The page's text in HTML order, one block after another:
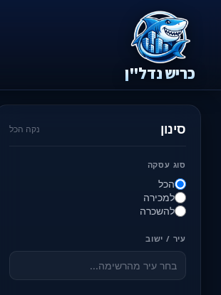
כריש נדל"ן
סינון נקה הכל
סוג עסקה
הכל
למכירה
להשכרה
עיר / ישוב